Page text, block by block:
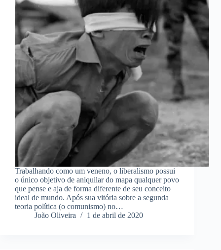
Trabalhando como um veneno, o liberalismo possui
o único objetivo de aniquilar do mapa qualquer povo
que pense e aja de forma diferente de seu conceito
ideal de mundo. Após sua vitória sobre a segunda
teoria política (o comunismo) no…
João Oliveira
1 de abril de 2020